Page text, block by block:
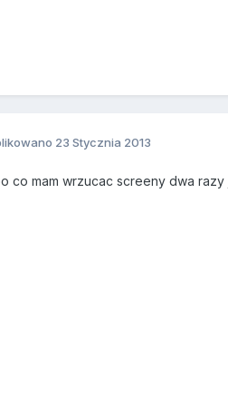
23 Stycznia 2013
co mam wrzucac screeny dwa